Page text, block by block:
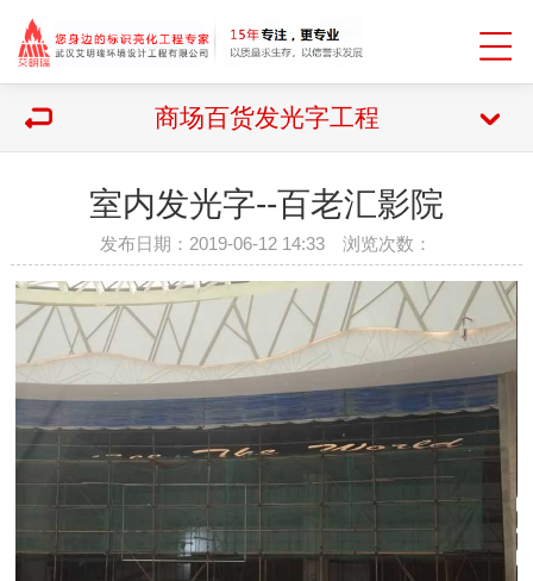
商场百货发光字工程
室内发光字--百老汇影院
发布日期：2019-06-12 14:33 浏览次数：